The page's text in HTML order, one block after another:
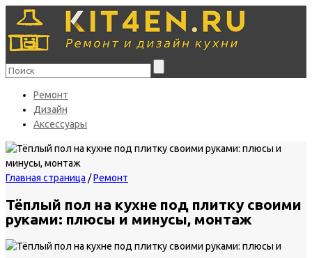
Ремонт
Дизайн
Аксессуары
Главная страница /Ремонт
Тёплый пол на кухне под плитку своими
руками: плюсы и минусы, монтаж